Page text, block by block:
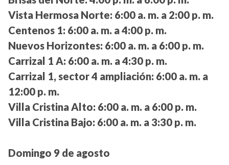
Vista Hermosa Norte: 6:00 a. m. a 2:00 p. m.
Centenos 1: 6:00 a. m. a 4:00 p. m.
Nuevos Horizontes: 6:00 a. m. a 6:00 p. m.
Carrizal 1 A: 6:00 a. m. a 4:30 p. m.
Carrizal 1, sector 4 ampliación: 6:00 a. m. a
12:00 p. m.
Villa Cristina Alto: 6:00 a. m. a 6:00 p. m.
Villa Cristina Bajo: 6:00 a. m. a 3:30 p. m.
Domingo 9 de agosto